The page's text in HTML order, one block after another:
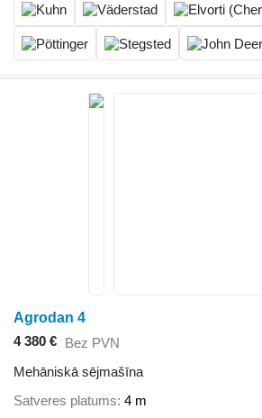
Agrodan 4
4 380 € Bez PVN
Mehāniskā sējmašīna
Satveres platums 4 m